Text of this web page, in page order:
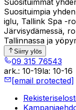
Suosituimmat
Suosituimpia
iglu, Tallink Spa -
Järvisydämessä,
Tallinnassa ja
Siirry ylös
09 315 76543
ark.: 10-19la: 10-16
[email protected]